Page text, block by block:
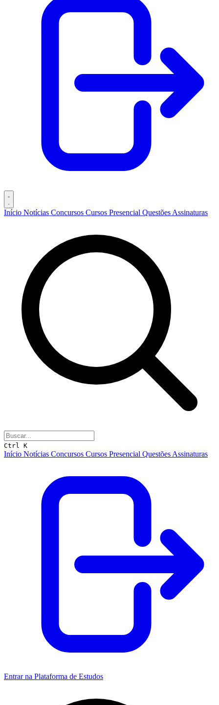
Início Notícias Concursos Cursos Presencial Questões Assinaturas
Ctrl K
Início Notícias Concursos Cursos Presencial Questões Assinaturas
Entrar na Plataforma de Estudos